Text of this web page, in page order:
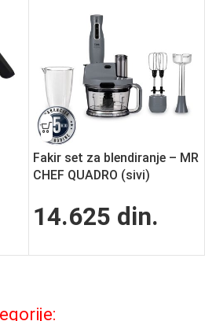
Fakir set za blendiranje – MR
CHEF QUADRO (sivi)
14.625 din.